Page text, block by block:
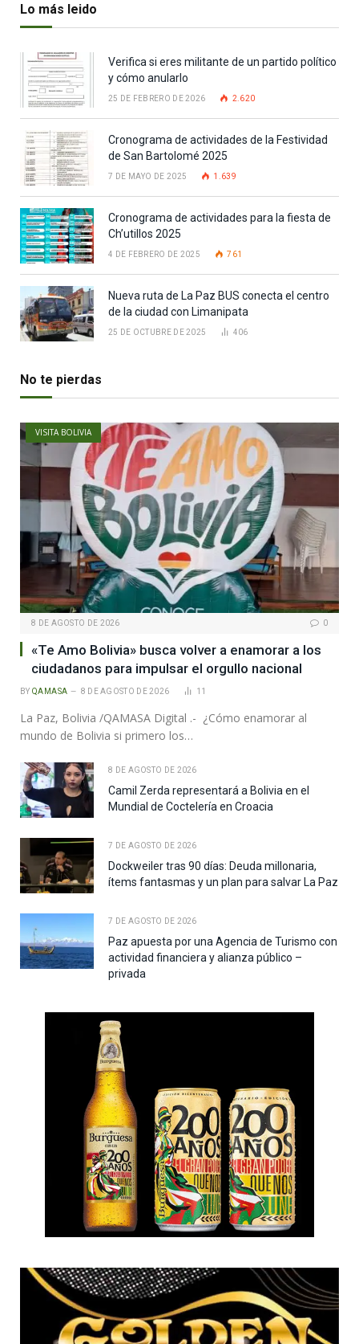
Lo más leido
Verifica si eres militante de un partido político
y cómo anularlo
25 DE FEBRERO DE 2026 2.620
Cronograma de actividades de la Festividad
de San Bartolomé 2025
7 DE MAYO DE 2025 1.639
Cronograma de actividades para la fiesta de
Ch’utillos 2025
4 DE FEBRERO DE 2025 761
Nueva ruta de La Paz BUS conecta el centro
de la ciudad con Limanipata
25 DE OCTUBRE DE 2025 406
No te pierdas
VISITA BOLIVIA
8 DE AGOSTO DE 2026 0
«Te Amo Bolivia» busca volver a enamorar a los
ciudadanos para impulsar el orgullo nacional
BY QAMASA 8 DE AGOSTO DE 2026 11
La Paz, Bolivia /QAMASA Digital .- ¿Cómo enamorar al
mundo de Bolivia si primero los…
8 DE AGOSTO DE 2026
Camil Zerda representará a Bolivia en el
Mundial de Coctelería en Croacia
7 DE AGOSTO DE 2026
Dockweiler tras 90 días: Deuda millonaria,
ítems fantasmas y un plan para salvar La Paz
7 DE AGOSTO DE 2026
Paz apuesta por una Agencia de Turismo con
actividad financiera y alianza público –
privada